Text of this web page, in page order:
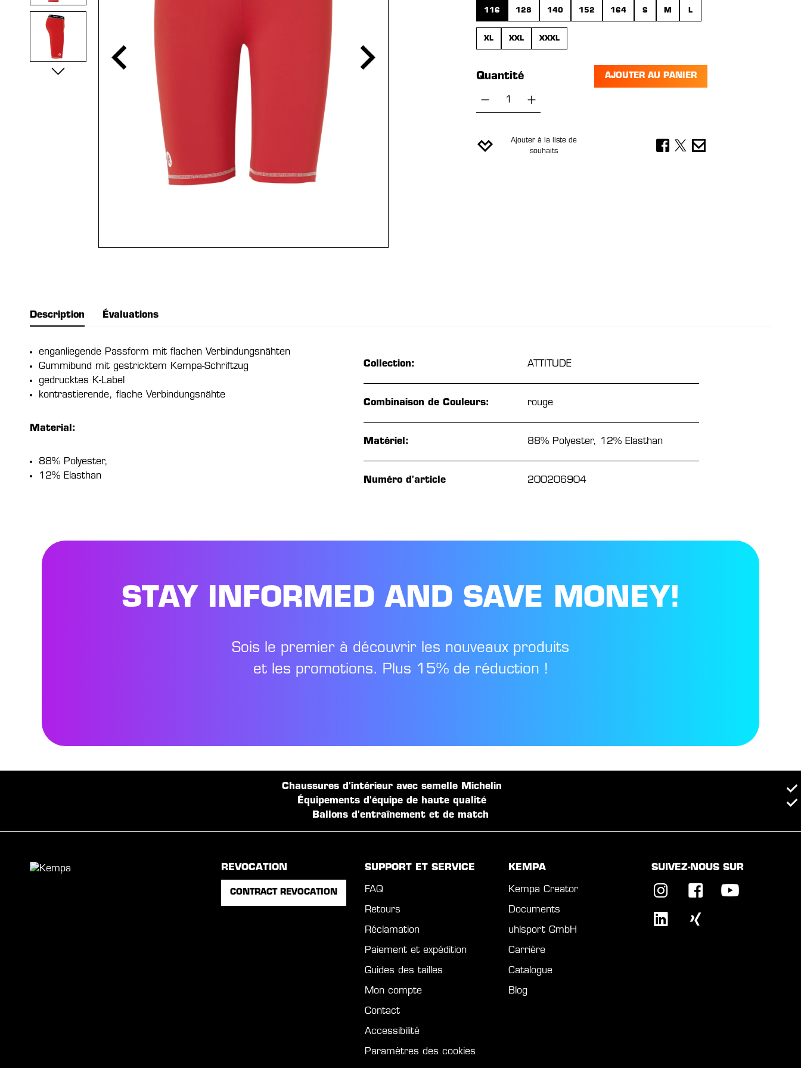
116 128 140 152 164 S M L
XL XXL XXXL
Quantité
Quantité de produit : Entrez la quantité
AJOUTER AU PANIER
Ajouter à la liste de
souhaits
Description Évaluations
enganliegende Passform mit flachen Verbindungsnähten
Gummibund mit gestricktem Kempa-Schriftzug
gedrucktes K-Label
kontrastierende, flache Verbindungsnähte
Material:
88% Polyester,
12% Elasthan
Collection: ATTITUDE
Combinaison de Couleurs: rouge
Matériel: 88% Polyester, 12% Elasthan
Numéro d'article 200206904
STAY INFORMED AND SAVE MONEY!
Sois le premier à découvrir les nouveaux produits
et les promotions. Plus 15% de réduction !
Chaussures d'intérieur avec semelle Michelin
Équipements d'équipe de haute qualité
Ballons d'entraînement et de match
REVOCATION
CONTRACT REVOCATION
SUPPORT ET SERVICE
FAQ
Retours
Réclamation
Paiement et expédition
Guides des tailles
Mon compte
Contact
Accessibilité
Paramètres des cookies
KEMPA
Kempa Creator
Documents
uhlsport GmbH
Carrière
Catalogue
Blog
SUIVEZ-NOUS SUR